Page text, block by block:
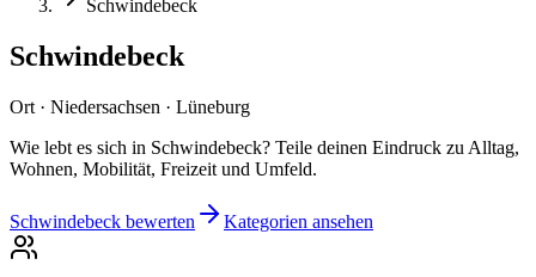
Schwindebeck
Schwindebeck
Ort · Niedersachsen · Lüneburg
Wie lebt es sich in Schwindebeck? Teile deinen Eindruck zu Alltag,
Wohnen, Mobilität, Freizeit und Umfeld.
Schwindebeck bewerten Kategorien ansehen